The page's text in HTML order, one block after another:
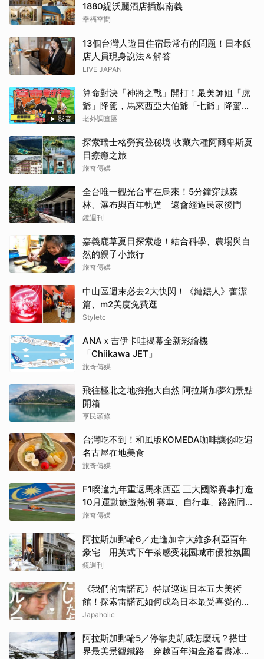
1880緹沃麗酒店插旗南義
幸福空間
13個台灣人遊日住宿最常有的問題！日本飯
店人員現身說法＆解答
LIVE JAPAN
影音
算命對決「神將之戰」開打！最美師姐「虎
爺」降駕，馬來西亞大伯爺「七爺」降駕。
當虎爺對上七爺，神明之間的較量究竟誰會
老外調查團
探索瑞士格勞賓登秘境 收藏六種阿爾卑斯夏
日療癒之旅
旅奇傳媒
全台唯一觀光台車在烏來！5分鐘穿越森
林、瀑布與百年軌道 還會經過民家後門
鏡週刊
嘉義鹿草夏日探索趣！結合科學、農場與自
然的親子小旅行
旅奇傳媒
中山區週末必去2大快閃！《鏈鋸人》蕾潔
篇、m2美度免費逛
Styletc
ANAｘ吉伊卡哇揭幕全新彩繪機
「Chiikawa JET」
旅奇傳媒
飛往極北之地擁抱大自然 阿拉斯加夢幻景點
開箱
享民頭條
台灣吃不到！和風版KOMEDA咖啡讓你吃遍
名古屋在地美食
旅奇傳媒
F1睽違九年重返馬來西亞 三大國際賽事打造
10月運動旅遊熱潮 賽車、自行車、路跑同週
登場
旅奇傳媒
阿拉斯加郵輪6／走進加拿大維多利亞百年
豪宅 用英式下午茶感受花園城市優雅氛圍
鏡週刊
《我們的雷諾瓦》特展巡迴日本五大美術
館！探索雷諾瓦如何成為日本最受喜愛的印
象派畫家
Japaholic
阿拉斯加郵輪5／停靠史凱威怎麼玩？搭世
界最美景觀鐵路 穿越百年淘金路看盡冰